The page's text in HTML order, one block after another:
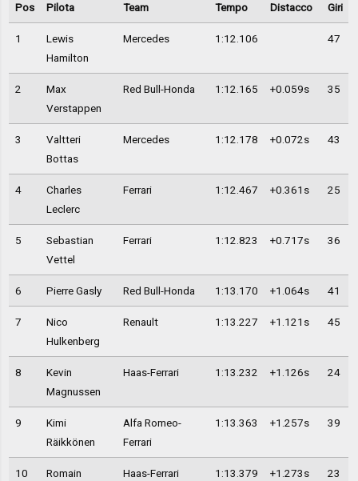
Pos Pilota Team Tempo Distacco Giri
1
Lewis
Hamilton
Mercedes 1:12.106 47
2
Max
Verstappen
Red Bull-Honda 1:12.165 +0.059s 35
3
Valtteri
Bottas
Mercedes 1:12.178 +0.072s 43
4
Charles
Leclerc
Ferrari 1:12.467 +0.361s 25
5
Sebastian
Vettel
Ferrari 1:12.823 +0.717s 36
6 Pierre Gasly Red Bull-Honda 1:13.170 +1.064s 41
7
Nico
Hulkenberg
Renault 1:13.227 +1.121s 45
8
Kevin
Magnussen
Haas-Ferrari 1:13.232 +1.126s 24
9
Kimi
Räikkönen
Alfa Romeo-
Ferrari
1:13.363 +1.257s 39
10
Romain
Haas-Ferrari 1:13.379 +1.273s 23